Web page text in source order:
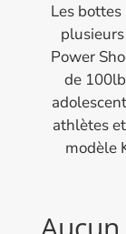
Les
Power
de
athlètes
modèle